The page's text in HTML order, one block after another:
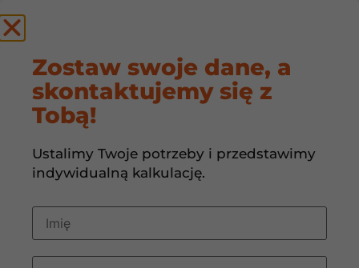
REKUPERACJA
Zostaw swoje dane, a
skontaktujemy się z
Tobą!
Ustalimy Twoje potrzeby i przedstawimy
indywidualną kalkulację.